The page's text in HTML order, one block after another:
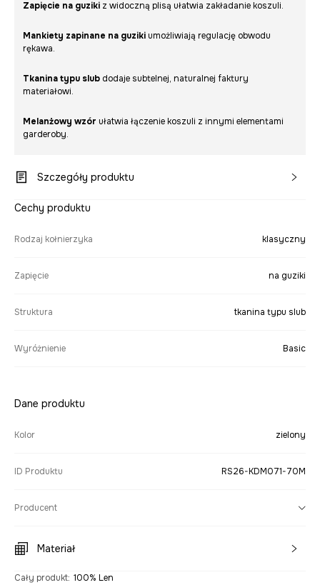
Zapięcie na guziki z widoczną plisą ułatwia zakładanie koszuli.
Mankiety zapinane na guziki umożliwiają regulację obwodu
rękawa.
Tkanina typu slub dodaje subtelnej, naturalnej faktury
materiałowi.
Melanżowy wzór ułatwia łączenie koszuli z innymi elementami
garderoby.
Szczegóły produktu
Cechy produktu
Rodzaj kołnierzyka klasyczny
Zapięcie na guziki
Struktura tkanina typu slub
Wyróżnienie Basic
Dane produktu
Kolor zielony
ID Produktu RS26-KDM071-70M
Producent
Materiał
Cały produkt: 100% Len